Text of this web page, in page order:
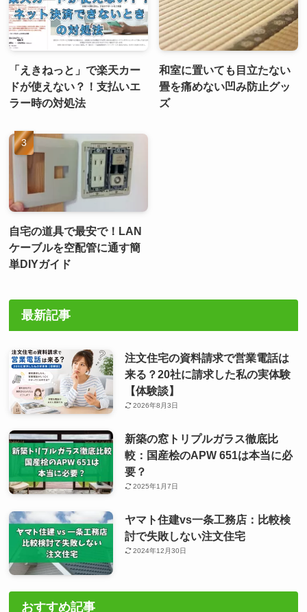
「えきねっと」で楽天カー
ドが使えない？！支払いエ
ラー時の対処法
和室に置いても目立たない
畳を痛めない凹み防止グッ
ズ
自宅の道具で最安で！LAN
ケーブルを空配管に通す簡
単DIYガイド
最新記事
注文住宅の資料請求で営業電話は
来る？20社に請求した私の実体験
【体験談】
2026年8月3日
新築の窓トリプルガラス徹底比
較：国産桧のAPW 651は本当に必
要？
2025年1月7日
ヤマト住建vs一条工務店：比較検
討で失敗しない注文住宅
2024年12月30日
おすすめ記事